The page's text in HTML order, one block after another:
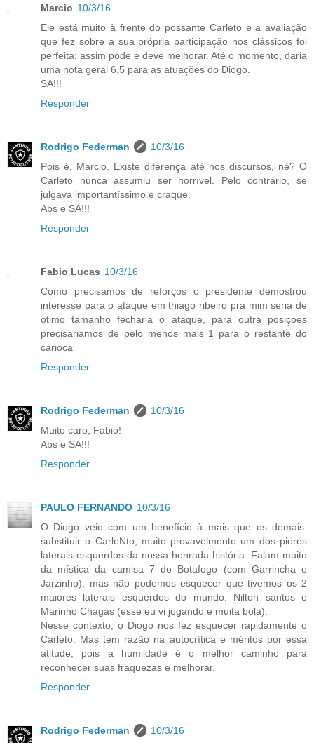
Marcio 10/3/16
Ele está muito à frente do possante Carleto e a avaliação
que fez sobre a sua própria participação nos clássicos foi
perfeita; assim pode e deve melhorar. Até o momento, daria
uma nota geral 6,5 para as atuações do Diogo.
SA!!!
Responder
Rodrigo Federman
10/3/16
Pois é, Marcio. Existe diferença até nos discursos, né? O
Carleto nunca assumiu ser horrível. Pelo contrário, se
julgava importantíssimo e craque.
Abs e SA!!!
Responder
Fabio Lucas 10/3/16
Como precisamos de reforços o presidente demostrou
interesse para o ataque em thiago ribeiro pra mim seria de
otimo tamanho fecharia o ataque, para outra posiçoes
precisariamos de pelo menos mais 1 para o restante do
carioca
Responder
Rodrigo Federman
10/3/16
Muito caro, Fabio!
Abs e SA!!!
Responder
PAULO FERNANDO 10/3/16
O Diogo veio com um benefício à mais que os demais:
substituir o CarleNto, muito provavelmente um dos piores
laterais esquerdos da nossa honrada história. Falam muito
da mística da camisa 7 do Botafogo (com Garrincha e
Jarzinho), mas não podemos esquecer que tivemos os 2
maiores laterais esquerdos do mundo: Nilton santos e
Marinho Chagas (esse eu vi jogando e muita bola).
Nesse contexto, o Diogo nos fez esquecer rapidamente o
Carleto. Mas tem razão na autocrítica e méritos por essa
atitude, pois a humildade é o melhor caminho para
reconhecer suas fraquezas e melhorar.
Responder
Rodrigo Federman
10/3/16